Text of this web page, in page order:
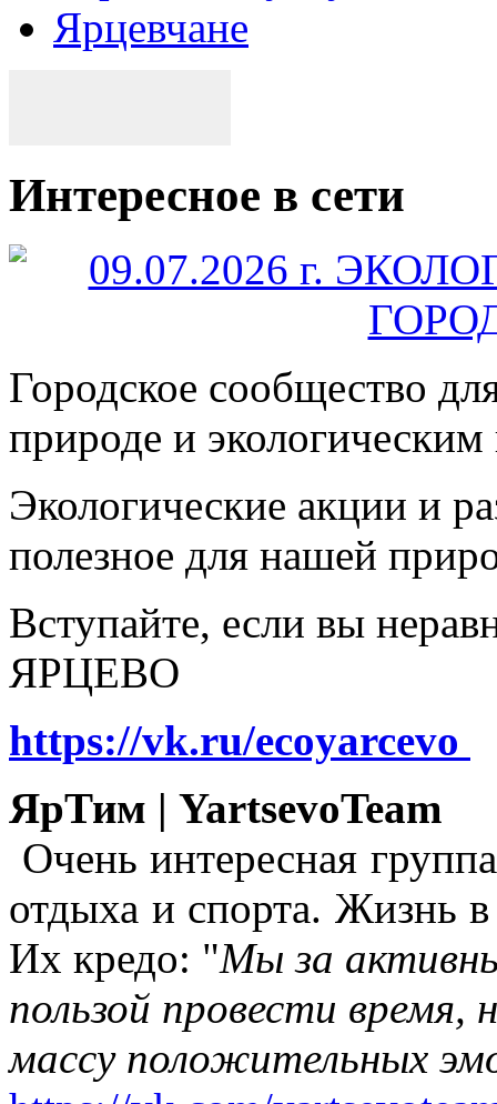
Ярцевчане
Интересное в сети
Городское сообщество
природе и
Экологические акции и
полезное для нашей
Вступайте, если вы
ЯРЦЕВО
https://vk.ru/ecoyarcevo
ЯрТим | YartsevoTeam
Очень интересная
отдыха и спорта. Жизнь
Их кредо: "Мы за
пользой провести время,
массу положительных